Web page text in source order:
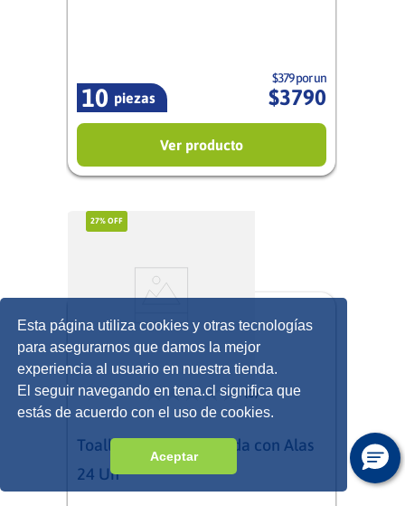
Esta página utiliza cookies y otras tecnologías
para asegurarnos que damos la mejor
experiencia al usuario en nuestra tienda.
El seguir navegando en tena.cl significa que
estás de acuerdo con el uso de cookies.
Aceptar
piezas
10
$379 por un
$3790
Ver producto
27% OFF
(0)
Toalla Discreet Delgada con Alas
24 Un